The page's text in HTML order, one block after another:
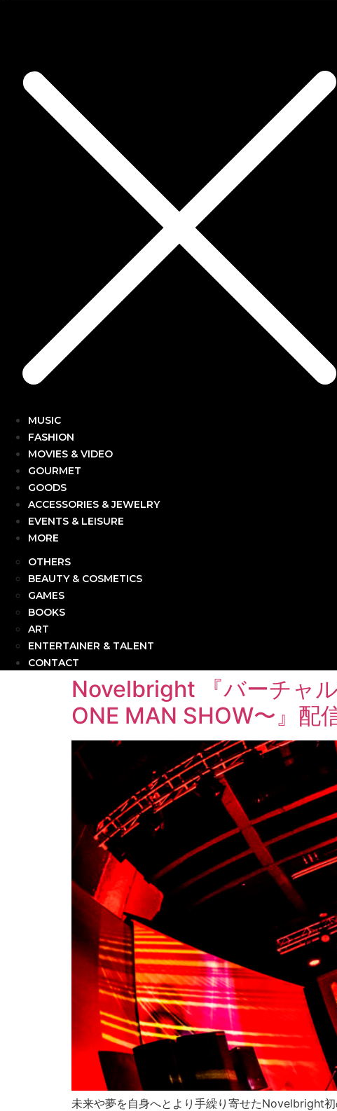
MUSIC
FASHION
MOVIES & VIDEO
GOURMET
GOODS
ACCESSORIES & JEWELRY
EVENTS & LEISURE
MORE
OTHERS
BEAUTY & COSMETICS
GAMES
BOOKS
ART
ENTERTAINER & TALENT
CONTACT
Novelbright 『バーチャ
ONE MAN SHOW〜』配
未来や夢を自身へとより手繰り寄せたNovelbright